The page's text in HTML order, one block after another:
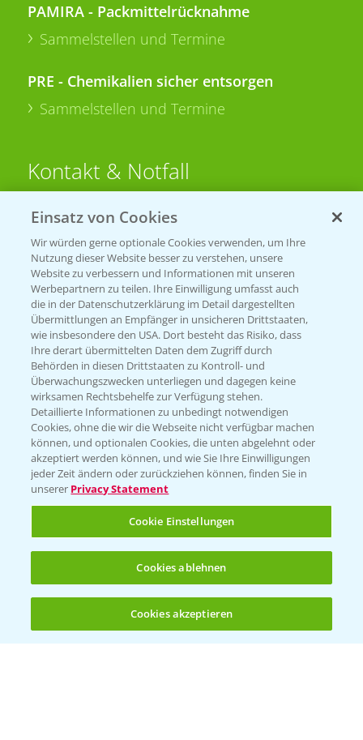
(noch 4)
PAMIRA - Packmittelrücknahme
Sammelstellen und Termine
PRE - Chemikalien sicher entsorgen
Sammelstellen und Termine
Kontakt & Notfall
Beratung auf WhatsApp
T.+49 (0)174 346 564 1
KONTAKT
Hilfe in Notfällen
T.+49 (0)214/30-20220
Folgen Sie uns
Allgemeine Nutzungsbedingungen
Datenschutzerklärung
Impressum
Gebrauchshinweise
Einsatz von Cookies
Wir würden gerne optionale Cookies verwenden, um Ihre
Nutzung dieser Website besser zu verstehen, unsere
Website zu verbessern und Informationen mit unseren
Werbepartnern zu teilen. Ihre Einwilligung umfasst auch
die in der Datenschutzerklärung im Detail dargestellten
Übermittlungen an Empfänger in unsicheren Drittstaaten,
wie insbesondere den USA. Dort besteht das Risiko, dass
Ihre derart übermittelten Daten dem Zugriff durch
Behörden in diesen Drittstaaten zu Kontroll- und
Überwachungszwecken unterliegen und dagegen keine
wirksamen Rechtsbehelfe zur Verfügung stehen.
Detaillierte Informationen zu unbedingt notwendigen
Cookies, ohne die wir die Webseite nicht verfügbar machen
können, und optionalen Cookies, die unten abgelehnt oder
akzeptiert werden können, und wie Sie Ihre Einwilligungen
jeder Zeit ändern oder zurückziehen können, finden Sie in
unserer Privacy Statement
Cookie Einstellungen
Cookies ablehnen
Cookies akzeptieren